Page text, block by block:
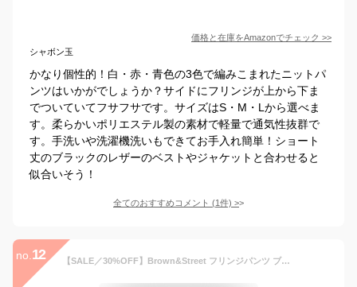
価格と在庫をAmazonでチェック >>
シャボン玉
かなり個性的！白・赤・青色の3色で編みこまれたニットパ
ンツはいかがでしょうか？サイドにフリンジが上から下ま
でついていてフサフサです。サイズはS・M・Lから選べま
す。柔らかいポリエステル製の素材で軽量で通気性抜群で
す。手洗いや洗濯機洗いもできてお手入れ簡単！ショート
丈のブラックのレザーのベストやジャケットと合わせると
似合いそう！
全てのおすすめコメント (1件) >
no. 12 【SALE／30%OFF】Brown&Street フリンジパンツ ブラウンアンドストリート パンツ その他のパンツ ブラック ベージュ【送料無料】